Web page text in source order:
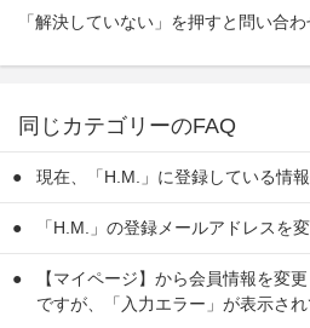
「解決していない」を押すと問い合
同じカテゴリーのFAQ
現在、「H.M.」に登録している情
「H.M.」の登録メールアドレスを
【マイページ】から会員情報を変
ですが、「入力エラー」が表示され